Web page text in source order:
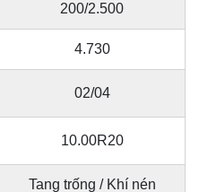
200/2.500
4.730
02/04
10.00R20
Tang trống / Khí nén